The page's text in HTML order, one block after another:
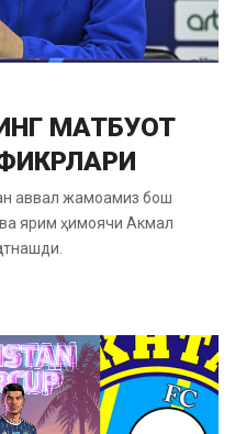
МАТБУОТ
аввал жамоамиз бош
ярим ҳимоячи Акмал